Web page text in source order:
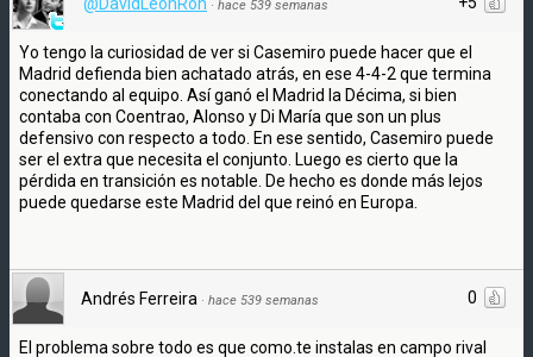
· hace 539 semanas
Yo tengo la curiosidad de ver si Casemiro puede hacer que el
Madrid defienda bien achatado atrás, en ese 4-4-2 que termina
conectando al equipo. Así ganó el Madrid la Décima, si bien
contaba con Coentrao, Alonso y Di María que son un plus
defensivo con respecto a todo. En ese sentido, Casemiro puede
ser el extra que necesita el conjunto. Luego es cierto que la
pérdida en transición es notable. De hecho es donde más lejos
puede quedarse este Madrid del que reinó en Europa.
0
Andrés Ferreira · hace 539 semanas
El problema sobre todo es que como.te instalas en campo rival